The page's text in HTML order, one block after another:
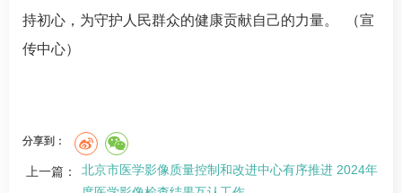
持初心，为守护人民群众的健康贡献自己的力量。 （宣
传中心）
分享到：
上一篇：
北京市医学影像质量控制和改进中心有序推进 2024年